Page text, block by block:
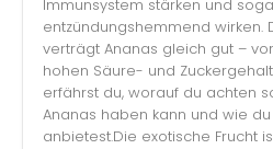
Immunsystem stärken und
entzündungshemmend wirken.
verträgt Ananas gleich gut –
hohen Säure- und
erfährst du, worauf du achten
Ananas haben kann und wie
anbietest.Die exotische Frucht